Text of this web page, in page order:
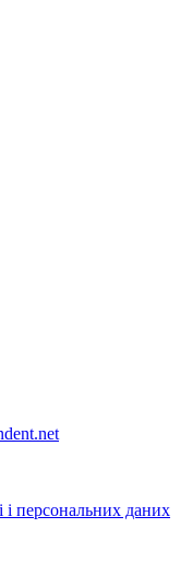
і персональних даних